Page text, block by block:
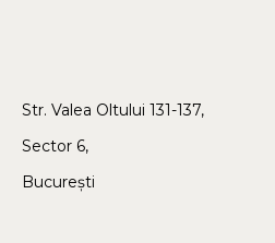
Str. Valea Oltului 131-137,
Sector 6,
București